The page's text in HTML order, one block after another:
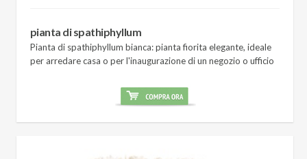
pianta di spathiphyllum
Pianta di spathiphyllum bianca: pianta fiorita elegante, ideale
per arredare casa o per l'inaugurazione di un negozio o ufficio